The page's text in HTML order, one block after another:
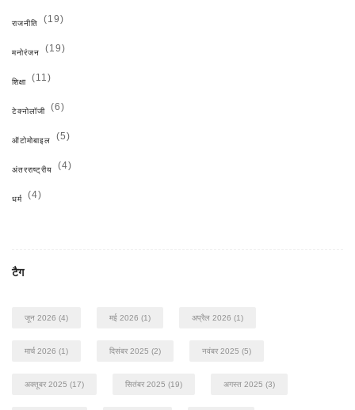
राजनीति (19)
मनोरंजन (19)
शिक्षा (11)
टेक्नोलॉजी (6)
ऑटोमोबाइल (5)
अंतरराष्ट्रीय (4)
धर्म (4)
टैग
जून 2026 (4) मई 2026 (1) अप्रैल 2026 (1)
मार्च 2026 (1) दिसंबर 2025 (2) नवंबर 2025 (5)
अक्तूबर 2025 (17) सितंबर 2025 (19) अगस्त 2025 (3)